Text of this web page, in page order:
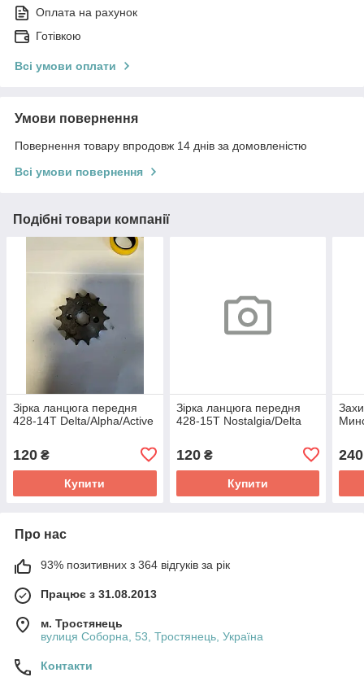
Оплата на рахунок
Готівкою
Всі умови оплати
Умови повернення
Повернення товару впродовж 14 днів за домовленістю
Всі умови повернення
Подібні товари компанії
Зірка ланцюга передня
428-14Т Delta/Alpha/Active
120 ₴
Купити
Зірка ланцюга передня
428-15Т Nostalgia/Delta
120₴
Купити
240
Про нас
93% позитивних з 364 відгуків за рік
Працює з 31.08.2013
м. Тростянець
вулиця Соборна, 53, Тростянець, Україна
Контакти